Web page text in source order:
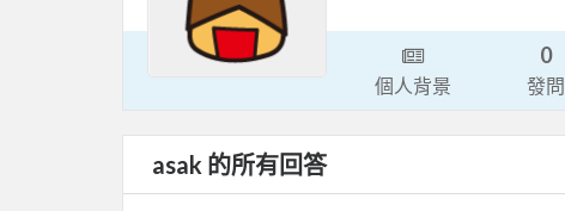
個人背景
0
發問
asak 的所有回答